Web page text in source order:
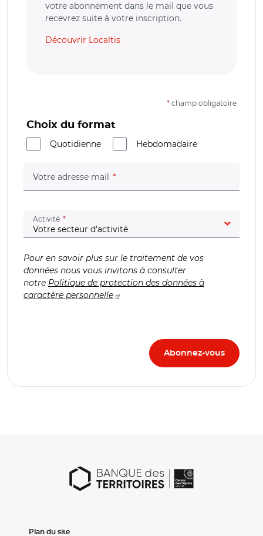
votre abonnement dans le mail que vous
recevrez suite à votre inscription.
Découvrir Localtis
* champ obligatoire
Choix du format
Quotidienne
Hebdomadaire
Votre adresse mail (champ obligatoire)
Activité (champ obligatoire)
Pour en savoir plus sur le traitement de vos
données nous vous invitons à consulter
notre Politique de protection des données à
caractère personnelle
Plan du site